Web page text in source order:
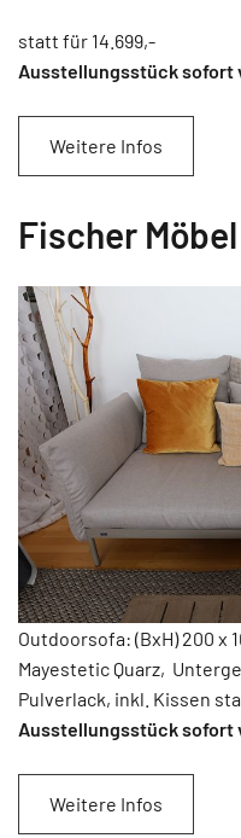
statt für 14.699,-
Ausstellungsstück sofort
Weitere Infos
Fischer
Outdoorsofa: (BxH) 200 x
Mayestetic Quarz,
Pulverlack, inkl. Kissen
Ausstellungsstück sofort
Weitere Infos